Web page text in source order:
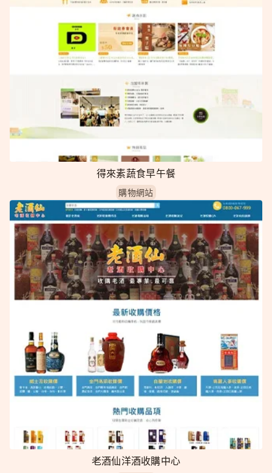
得來素蔬食早午餐
購物網站
老酒仙洋酒收購中心